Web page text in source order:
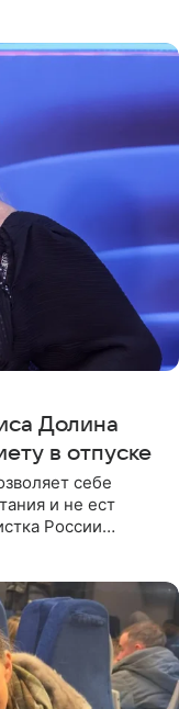
Долина
в отпуске
себе
и не ест
России